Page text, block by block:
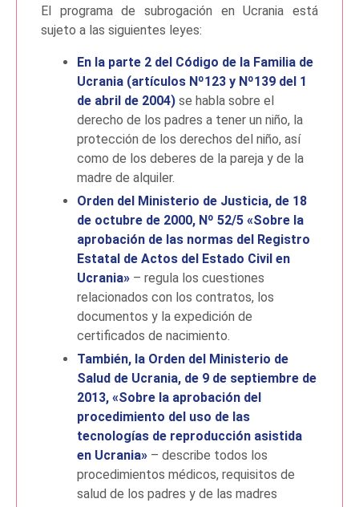
El programa de subrogación en Ucrania está
sujeto a las siguientes leyes:
En la parte 2 del Código de la Familia de
Ucrania (artículos Nº123 y Nº139 del 1
de abril de 2004) se habla sobre el
derecho de los padres a tener un niño, la
protección de los derechos del niño, así
como de los deberes de la pareja y de la
madre de alquiler.
Orden del Ministerio de Justicia, de 18
de octubre de 2000, Nº 52/5 «Sobre la
aprobación de las normas del Registro
Estatal de Actos del Estado Civil en
Ucrania» – regula los cuestiones
relacionados con los contratos, los
documentos y la expedición de
certificados de nacimiento.
También, la Orden del Ministerio de
Salud de Ucrania, de 9 de septiembre de
2013, «Sobre la aprobación del
procedimiento del uso de las
tecnologías de reproducción asistida
en Ucrania» – describe todos los
procedimientos médicos, requisitos de
salud de los padres y de las madres